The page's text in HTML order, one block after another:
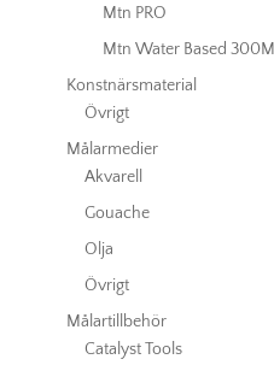
Mtn PRO
Mtn Water Based 300Ml
Konstnärsmaterial
Övrigt
Målarmedier
Akvarell
Gouache
Olja
Övrigt
Målartillbehör
Catalyst Tools